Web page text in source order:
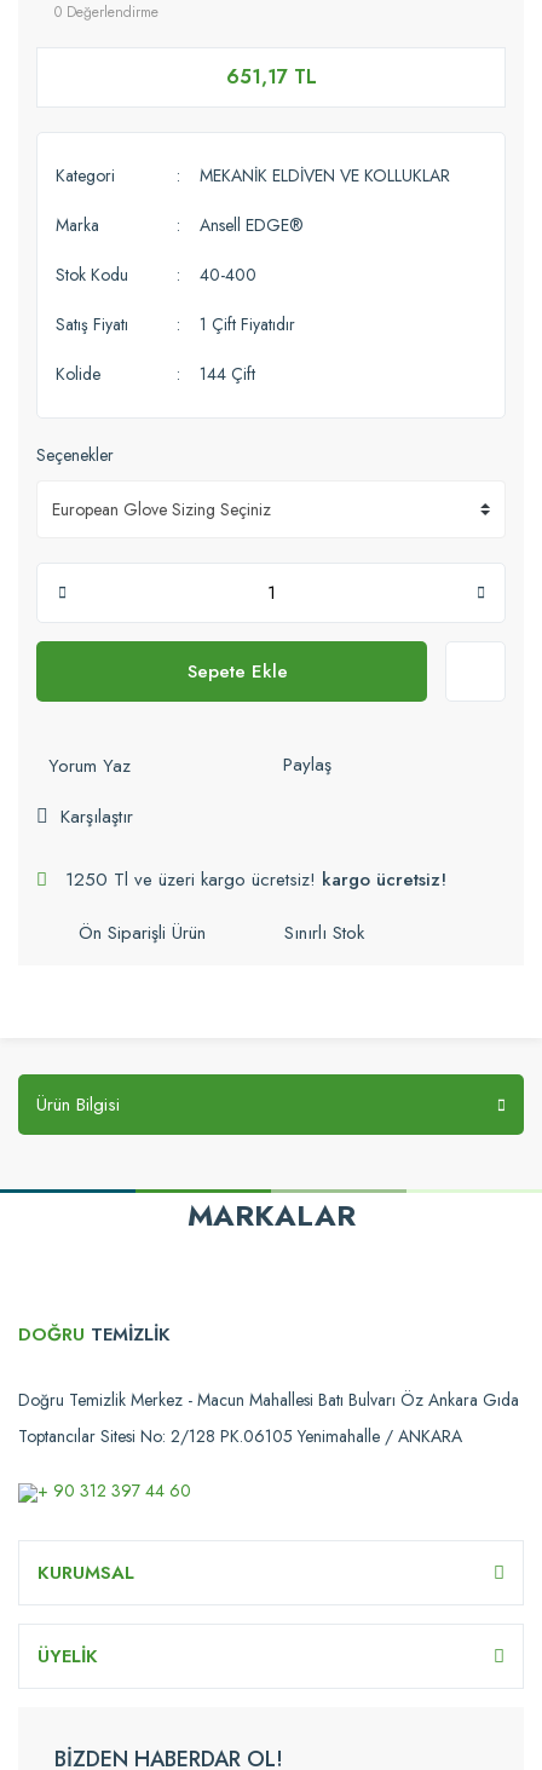
0 Değerlendirme
651,17 TL
Kategori MEKANİK ELDİVEN VE KOLLUKLAR
Marka Ansell EDGE®
Stok Kodu 40-400
Satış Fiyatı 1 Çift Fiyatıdır
Kolide 144 Çift
Seçenekler
Sepete Ekle
Yorum Yaz
Paylaş
Karşılaştır
1250 Tl ve üzeri kargo ücretsiz! kargo ücretsiz!
Ön Siparişli Ürün
Sınırlı Stok
Ürün Bilgisi
MARKALAR
DOĞRU TEMİZLİK
Doğru Temizlik Merkez - Macun Mahallesi Batı Bulvarı Öz Ankara Gıda
Toptancılar Sitesi No: 2/128 PK.06105 Yenimahalle / ANKARA
+ 90 312 397 44 60
KURUMSAL
ÜYELİK
BİZDEN HABERDAR OL!